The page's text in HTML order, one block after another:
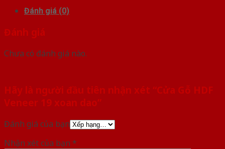
Đánh giá (0)
Đánh giá
Chưa có đánh giá nào.
Hãy là người đầu tiên nhận xét “Cửa Gỗ HDF
Veneer 19 xoan dao”
Đánh giá của bạn
Nhận xét của bạn *